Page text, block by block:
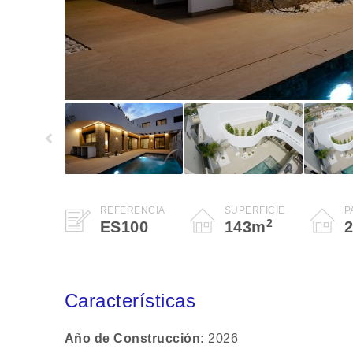
REFERENCIA
ES100
SUPERFICIE
143m2
Características
Año de Construcción 2026